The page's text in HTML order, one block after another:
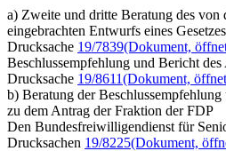
a) Zweite und dritte Beratung des von
eingebrachten Entwurfs eines
Drucksache 19/7839(Dokument,
Beschlussempfehlung und Bericht
Drucksache 19/8611(Dokument,
b) Beratung der
zu dem Antrag der Fraktion der FDP
Den Bundesfreiwilligendienst für
Drucksachen 19/8225(Dokument,